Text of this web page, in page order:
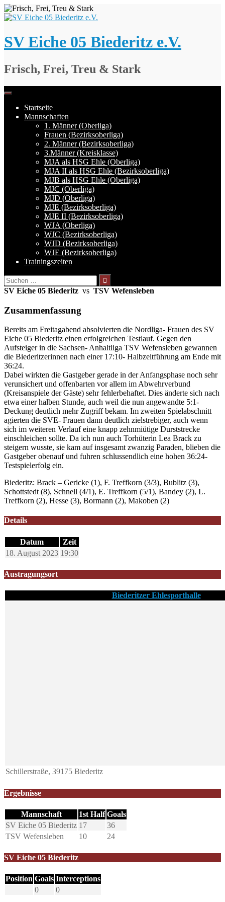
Springe
zum
SV Eiche 05 Biederitz e.V.
Frisch, Frei, Treu & Stark
Startseite
Mannschaften
1. Männer (Oberliga)
Frauen (Bezirksoberliga)
2. Männer (Bezirksoberliga)
3.Männer (Kreisklasse)
MJA als HSG Ehle (Oberliga)
MJA II als HSG Ehle (Bezirksoberliga)
MJB als HSG Ehle (Oberliga)
MJC (Oberliga)
MJD (Oberliga)
MJE (Bezirksoberliga)
MJE II (Bezirksoberliga)
WJA (Oberliga)
WJC (Bezirksoberliga)
WJD (Bezirksoberliga)
WJE (Bezirksoberliga)
Trainingszeiten
Suchen
nach:
SV Eiche 05 Biederitz vs TSV Wefensleben
Zusammenfassung
Bereits am Freitagabend absolvierten die Nordliga- Frauen des SV
Eiche 05 Biederitz einen erfolgreichen Testlauf. Gegen den
Aufsteiger in die Sachsen- Anhaltliga TSV Wefensleben gewannen
die Biederitzerinnen nach einer 17:10- Halbzeitführung am Ende mit
36:24.
Dabei wirkten die Gastgeber gerade in der Anfangsphase noch sehr
verunsichert und offenbarten vor allem im Abwehrverbund
(Kreisanspiele der Gäste) sehr fehlerbehaftet. Dies änderte sich nach
etwa einer halben Stunde, auch weil die nun angewandte 5:1-
Deckung deutlich mehr Zugriff bekam. Im zweiten Spielabschnitt
agierten die SVE- Frauen dann deutlich zielstrebiger, auch wenn
sich im weiteren Verlauf eine knapp zehnmiütige Durststrecke
einschleichen sollte. Da ich nun auch Torhüterin Lea Brack zu
steigern wusste, sie kam auf insgesamt zwanzig Paraden, blieben die
Gastgeber obenauf und fuhren schlussendlich eine hohen 36:24-
Testspielerfolg ein.
Biederitz: Brack – Gericke (1), F. Treffkorn (3/3), Bublitz (3),
Schottstedt (8), Schnell (4/1), E. Treffkorn (5/1), Bandey (2), L.
Treffkorn (2), Hesse (3), Bormann (2), Makoben (2)
Details
Datum
Zeit
18. August 2023 19:30
Austragungsort
Biederitzer Ehlesporthalle
Schillerstraße, 39175 Biederitz
Ergebnisse
Mannschaft 1st Half Goals
SV Eiche 05 Biederitz 17
36
TSV Wefensleben
10 24
SV Eiche 05 Biederitz
Position Goals Interceptions
0
0